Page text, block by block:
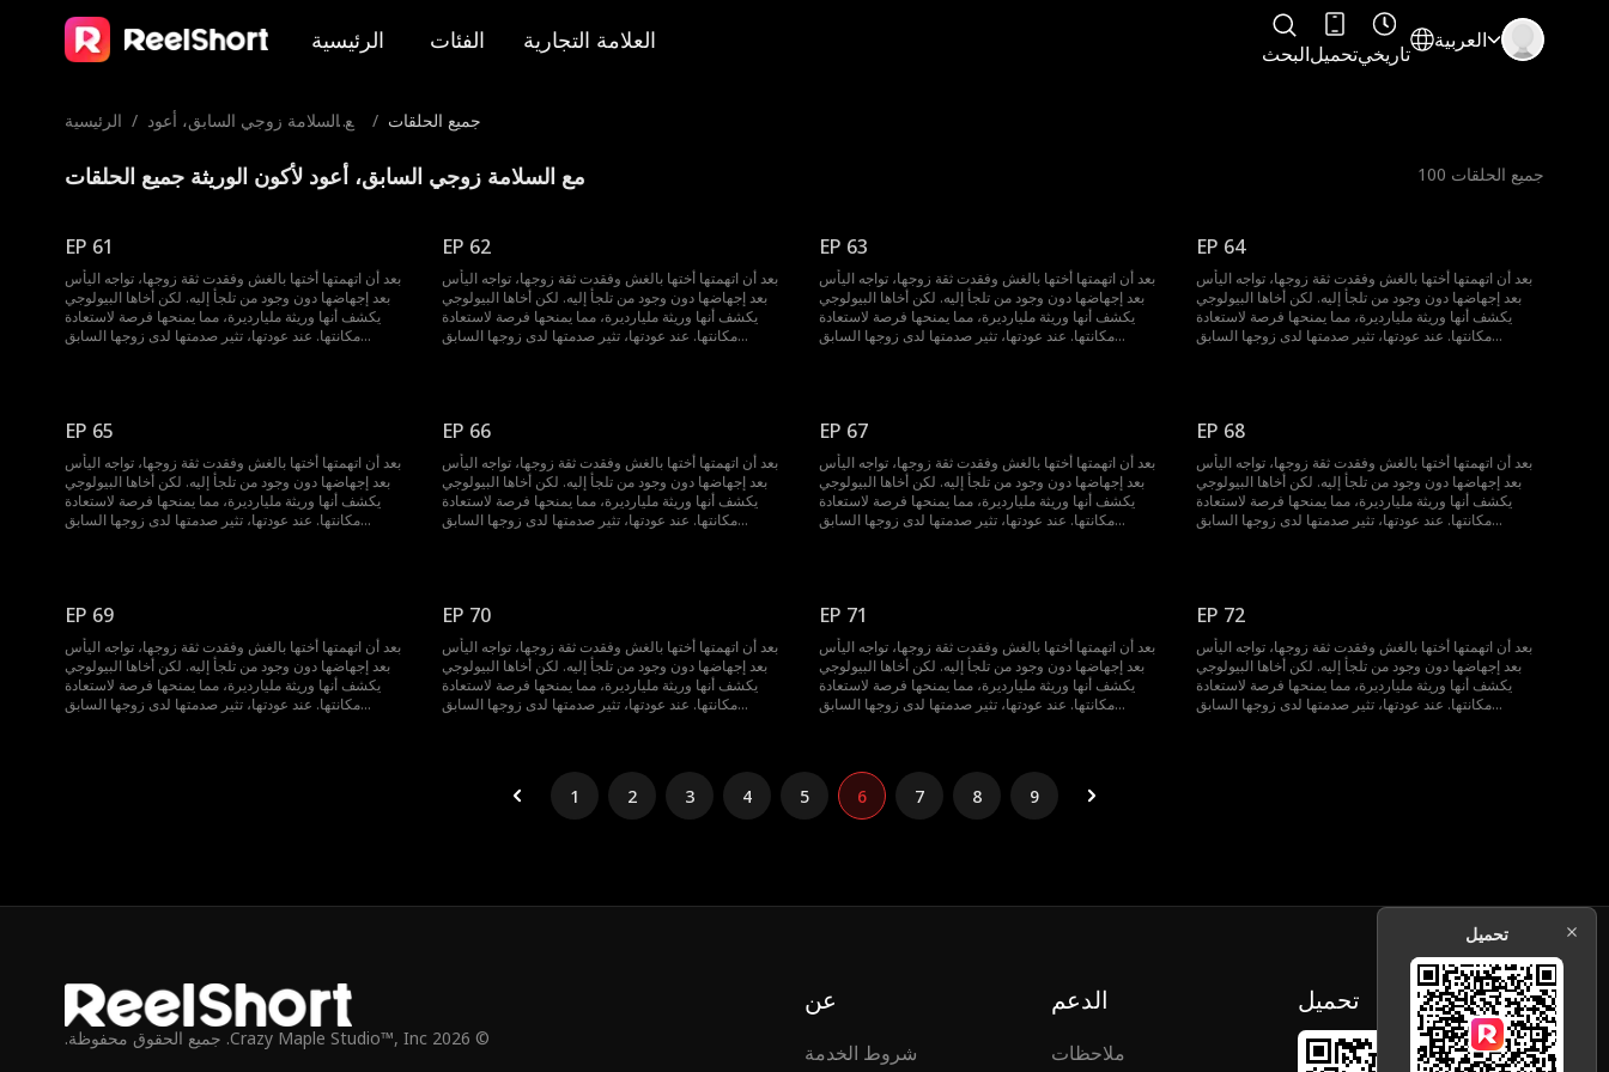
الرئيسية الفئات العلامة التجارية البحثتحميلتاريخي
العربية
الرئيسية / مع السلامة زوجي السابق، أعود
/ جميع الحلقات
مع السلامة زوجي السابق، أعود لأكون الوريثة جميع الحلقات 100 جميع الحلقات
EP 61
بعد أن اتهمتها أختها بالغش وفقدت ثقة زوجها، تواجه اليأس
بعد إجهاضها دون وجود من تلجأ إليه. لكن أخاها البيولوجي
يكشف أنها وريثة مليارديرة، مما يمنحها فرصة لاستعادة
مكانتها. عند عودتها، تثير صدمتها لدى زوجها السابق...
EP 62
بعد أن اتهمتها أختها بالغش وفقدت ثقة زوجها، تواجه اليأس
بعد إجهاضها دون وجود من تلجأ إليه. لكن أخاها البيولوجي
يكشف أنها وريثة مليارديرة، مما يمنحها فرصة لاستعادة
مكانتها. عند عودتها، تثير صدمتها لدى زوجها السابق...
EP 63
بعد أن اتهمتها أختها بالغش وفقدت ثقة زوجها، تواجه اليأس
بعد إجهاضها دون وجود من تلجأ إليه. لكن أخاها البيولوجي
يكشف أنها وريثة مليارديرة، مما يمنحها فرصة لاستعادة
مكانتها. عند عودتها، تثير صدمتها لدى زوجها السابق...
EP 64
بعد أن اتهمتها أختها بالغش وفقدت ثقة زوجها، تواجه اليأس
بعد إجهاضها دون وجود من تلجأ إليه. لكن أخاها البيولوجي
يكشف أنها وريثة مليارديرة، مما يمنحها فرصة لاستعادة
مكانتها. عند عودتها، تثير صدمتها لدى زوجها السابق...
EP 65
بعد أن اتهمتها أختها بالغش وفقدت ثقة زوجها، تواجه اليأس
بعد إجهاضها دون وجود من تلجأ إليه. لكن أخاها البيولوجي
يكشف أنها وريثة مليارديرة، مما يمنحها فرصة لاستعادة
مكانتها. عند عودتها، تثير صدمتها لدى زوجها السابق...
EP 66
بعد أن اتهمتها أختها بالغش وفقدت ثقة زوجها، تواجه اليأس
بعد إجهاضها دون وجود من تلجأ إليه. لكن أخاها البيولوجي
يكشف أنها وريثة مليارديرة، مما يمنحها فرصة لاستعادة
مكانتها. عند عودتها، تثير صدمتها لدى زوجها السابق...
EP 67
بعد أن اتهمتها أختها بالغش وفقدت ثقة زوجها، تواجه اليأس
بعد إجهاضها دون وجود من تلجأ إليه. لكن أخاها البيولوجي
يكشف أنها وريثة مليارديرة، مما يمنحها فرصة لاستعادة
مكانتها. عند عودتها، تثير صدمتها لدى زوجها السابق...
EP 68
بعد أن اتهمتها أختها بالغش وفقدت ثقة زوجها، تواجه اليأس
بعد إجهاضها دون وجود من تلجأ إليه. لكن أخاها البيولوجي
يكشف أنها وريثة مليارديرة، مما يمنحها فرصة لاستعادة
مكانتها. عند عودتها، تثير صدمتها لدى زوجها السابق...
EP 69
بعد أن اتهمتها أختها بالغش وفقدت ثقة زوجها، تواجه اليأس
بعد إجهاضها دون وجود من تلجأ إليه. لكن أخاها البيولوجي
يكشف أنها وريثة مليارديرة، مما يمنحها فرصة لاستعادة
مكانتها. عند عودتها، تثير صدمتها لدى زوجها السابق...
EP 70
بعد أن اتهمتها أختها بالغش وفقدت ثقة زوجها، تواجه اليأس
بعد إجهاضها دون وجود من تلجأ إليه. لكن أخاها البيولوجي
يكشف أنها وريثة مليارديرة، مما يمنحها فرصة لاستعادة
مكانتها. عند عودتها، تثير صدمتها لدى زوجها السابق...
EP 71
بعد أن اتهمتها أختها بالغش وفقدت ثقة زوجها، تواجه اليأس
بعد إجهاضها دون وجود من تلجأ إليه. لكن أخاها البيولوجي
يكشف أنها وريثة مليارديرة، مما يمنحها فرصة لاستعادة
مكانتها. عند عودتها، تثير صدمتها لدى زوجها السابق...
EP 72
بعد أن اتهمتها أختها بالغش وفقدت ثقة زوجها، تواجه اليأس
بعد إجهاضها دون وجود من تلجأ إليه. لكن أخاها البيولوجي
يكشف أنها وريثة مليارديرة، مما يمنحها فرصة لاستعادة
مكانتها. عند عودتها، تثير صدمتها لدى زوجها السابق...
1 2 3 4 5 6 7 8 9
© 2026 Crazy Maple Studio™, Inc. جميع الحقوق محفوظة.
عن
شروط الخدمة
الدعم
ملاحظات
تحميل
تحميل